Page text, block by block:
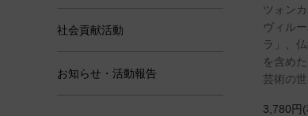
ツォン
ヴィル
ラ」、
を含め
芸術の世
3,780円
社会貢献活動
お知らせ・活動報告